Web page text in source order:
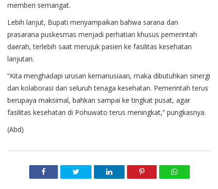
memberi semangat.
Lebih lanjut, Bupati menyampaikan bahwa sarana dan
prasarana puskesmas menjadi perhatian khusus pemerintah
daerah, terlebih saat merujuk pasien ke fasilitas kesehatan
lanjutan.
“Kita menghadapi urusan kemanusiaan, maka dibutuhkan sinergi
dan kolaborasi dari seluruh tenaga kesehatan. Pemerintah terus
berupaya maksimal, bahkan sampai ke tingkat pusat, agar
fasilitas kesehatan di Pohuwato terus meningkat,” pungkasnya.
(Abd)